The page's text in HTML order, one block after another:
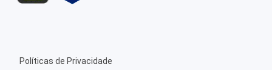
Políticas de Privacidade